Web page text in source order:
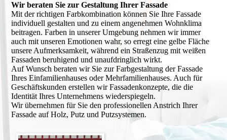
Wir beraten Sie zur Gestaltung Ihrer Fassade
Mit der richtigen Farbkombination können Sie Ihre Fassade
individuell gestalten und zu einem angenehmen Wohnklima
beitragen. Farben in unserer Umgebung nehmen wir immer
auch mit unseren Emotionen wahr, so erregt eine gelbe Fläche
unsere Aufmerksamkeit, während ein Straßenzug mit weißen
Fassaden beruhigend und unaufdringlich wirkt.
Auf Wunsch beraten wir Sie zur Farbgestaltung der Fassade
Ihres Einfamilienhauses oder Mehrfamilienhauses. Auch für
Geschäftskunden erstellen wir Fassadenkonzepte, die die
Identität Ihres Unternehmens wiederspiegeln.
Wir übernehmen für Sie den professionellen Anstrich Ihrer
Fassade auf Holz, Putz und Putzsystemen.